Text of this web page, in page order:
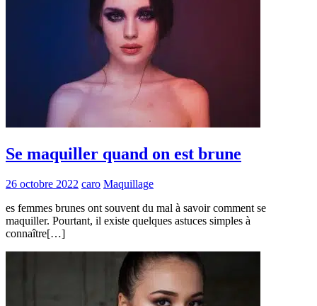
Se maquiller quand on est brune
26 octobre 2022 caro Maquillage
es femmes brunes ont souvent du mal à savoir comment se
maquiller. Pourtant, il existe quelques astuces simples à
connaître[…]